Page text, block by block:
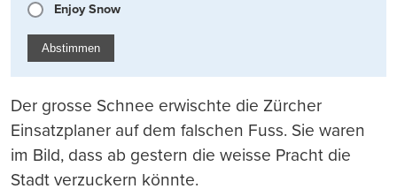
Enjoy Snow
Abstimmen
Der grosse Schnee erwischte die Zürcher
Einsatzplaner auf dem falschen Fuss. Sie waren
im Bild, dass ab gestern die weisse Pracht die
Stadt verzuckern könnte.